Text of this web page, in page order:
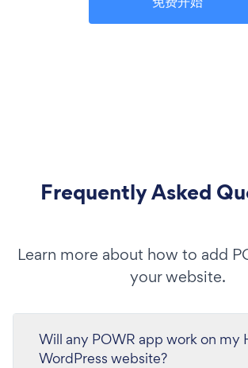
Frequently Asked
Learn more about how to add
your website.
Will any POWR app work on my
WordPress website?